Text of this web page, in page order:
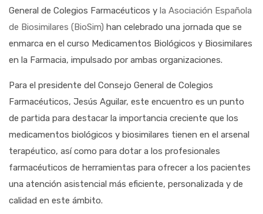
General de Colegios Farmacéuticos y la Asociación Española
de Biosimilares (BioSim) han celebrado una jornada que se
enmarca en el curso Medicamentos Biológicos y Biosimilares
en la Farmacia, impulsado por ambas organizaciones.
Para el presidente del Consejo General de Colegios
Farmacéuticos, Jesús Aguilar, este encuentro es un punto
de partida para destacar la importancia creciente que los
medicamentos biológicos y biosimilares tienen en el arsenal
terapéutico, así como para dotar a los profesionales
farmacéuticos de herramientas para ofrecer a los pacientes
una atención asistencial más eficiente, personalizada y de
calidad en este ámbito.